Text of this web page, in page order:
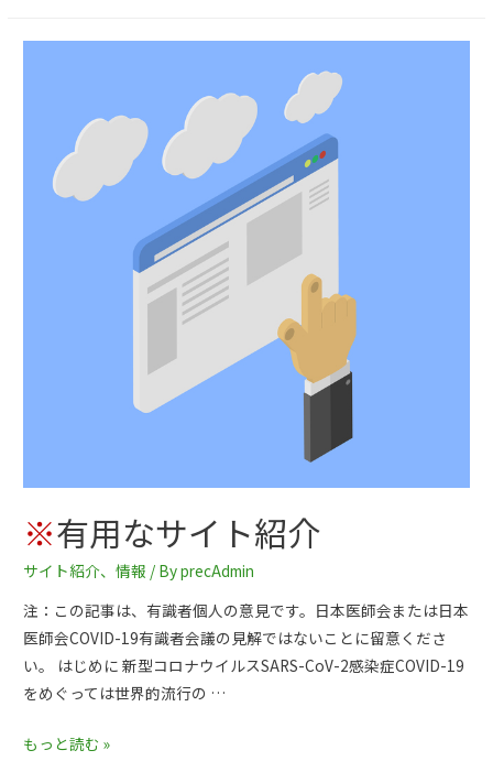
※有用なサイト紹介
サイト紹介、情報 / ByprecAdmin
注：この記事は、有識者個人の意見です。日本医師会または日本
医師会COVID-19有識者会議の見解ではないことに留意くださ
い。 はじめに 新型コロナウイルスSARS-CoV-2感染症COVID-19
をめぐっては世界的流行の …
もっと読む »